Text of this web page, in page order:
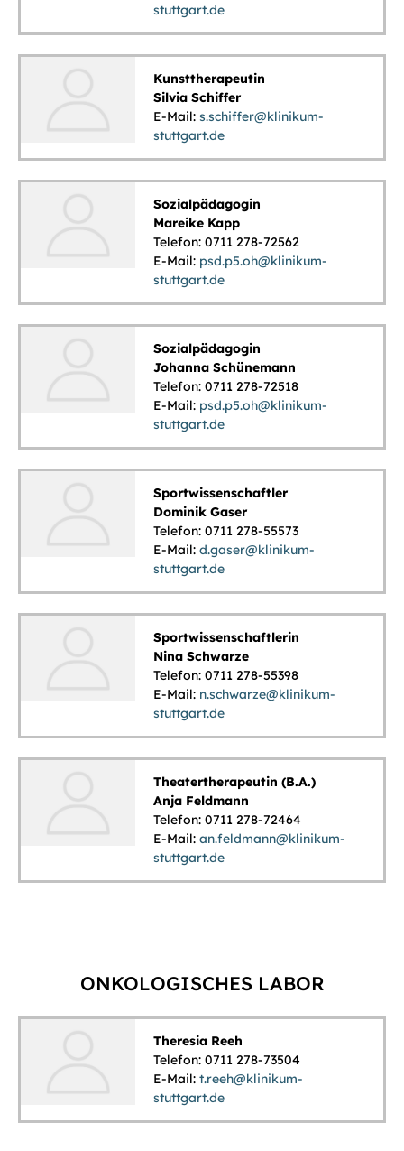
stuttgart.de
Kunsttherapeutin
Silvia Schiffer
E-Mail:s.schiffer@klinikum-
stuttgart.de
Sozialpädagogin
Mareike Kapp
Telefon: 0711 278-72562
E-Mail: psd.p5.oh@klinikum-
stuttgart.de
Sozialpädagogin
Johanna Schünemann
Telefon: 0711 278-72518
E-Mail: psd.p5.oh@klinikum-
stuttgart.de
Sportwissenschaftler
Dominik Gaser
Telefon: 0711 278-55573
E-Mail:d.gaser@klinikum-
stuttgart.de
Sportwissenschaftlerin
Nina Schwarze
Telefon: 0711 278-55398
E-Mail: n.schwarze@klinikum-
stuttgart.de
Theatertherapeutin (B.A.)
Anja Feldmann
Telefon: 0711 278-72464
E-Mail:an.feldmann@klinikum-
stuttgart.de
ONKOLOGISCHES LABOR
Theresia Reeh
Telefon: 0711 278-73504
E-Mail:t.reeh@klinikum-
stuttgart.de